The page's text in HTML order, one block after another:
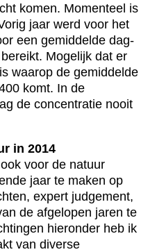
komen. Momenteel is
jaar werd voor het
een gemiddelde dag-
Mogelijk dat er
waarop de gemiddelde
komt. In de
de concentratie nooit
in 2014
voor de natuur
jaar te maken op
expert judgement,
de afgelopen jaren te
hieronder heb ik
van diverse